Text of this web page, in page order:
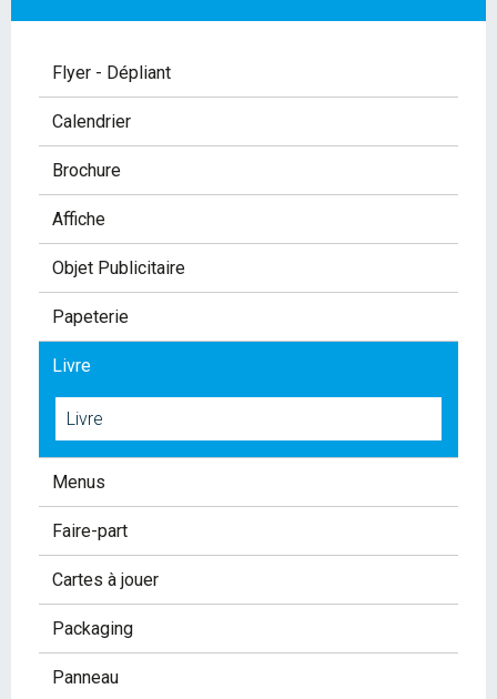
Flyer - Dépliant
Calendrier
Brochure
Affiche
Objet Publicitaire
Papeterie
Livre
Livre
Menus
Faire-part
Cartes à jouer
Packaging
Panneau